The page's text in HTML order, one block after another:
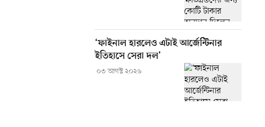
‘ফাইনাল হারলেও এটাই আর্জেন্টিনার
ইতিহাসে সেরা দল’
০৩ আগস্ট ২০২৬